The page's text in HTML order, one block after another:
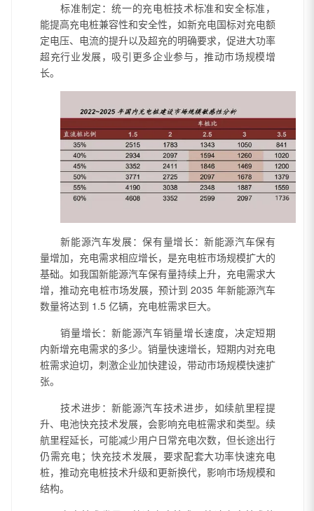
标准制定：统一的充电桩技术标准和安全标准，
能提高充电桩兼容性和安全性，如新充电国标对充电额
定电压、电流的提升以及超充的明确要求，促进大功率
超充行业发展，吸引更多企业参与，推动市场规模增
长。
新能源汽车发展：保有量增长：新能源汽车保有
量增加，充电需求相应增长，是充电桩市场规模扩大的
基础。如我国新能源汽车保有量持续上升，充电需求大
增，推动充电桩市场发展，预计到 2035 年新能源汽车
数量将达到 1.5 亿辆，充电桩需求巨大。
销量增长：新能源汽车销量增长速度，决定短期
内新增充电需求的多少。销量快速增长，短期内对充电
桩需求迫切，刺激企业加快建设，带动市场规模快速扩
张。
技术进步：新能源汽车技术进步，如续航里程提
升、电池快充技术发展，会影响充电桩需求和类型。续
航里程延长，可能减少用户日常充电次数，但长途出行
仍需充电；快充技术发展，要求配套大功率快速充电
桩，推动充电桩技术升级和更新换代，影响市场规模和
结构。